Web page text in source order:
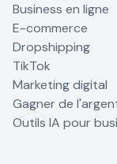
Business en ligne
E-commerce
Dropshipping
TikTok
Marketing digital
Gagner de
Outils IA pour